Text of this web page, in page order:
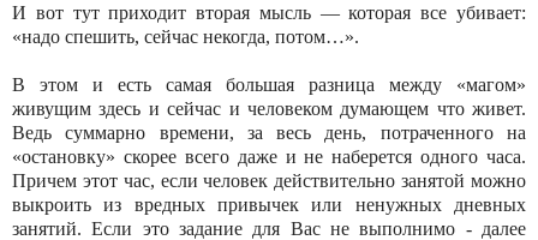
И вот тут приходит вторая мысль — которая все убивает:
«надо спешить, сейчас некогда, потом…».
В этом и есть самая большая разница между «магом»
живущим здесь и сейчас и человеком думающем что живет.
Ведь суммарно времени, за весь день, потраченного на
«остановку» скорее всего даже и не наберется одного часа.
Причем этот час, если человек действительно занятой можно
выкроить из вредных привычек или ненужных дневных
занятий. Если это задание для Вас не выполнимо - далее